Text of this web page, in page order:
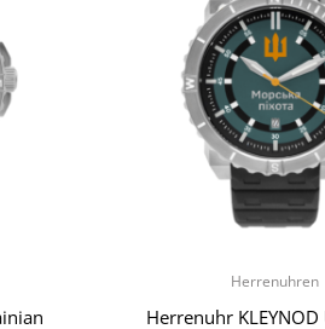
Herrenuhren
Herrenuhr